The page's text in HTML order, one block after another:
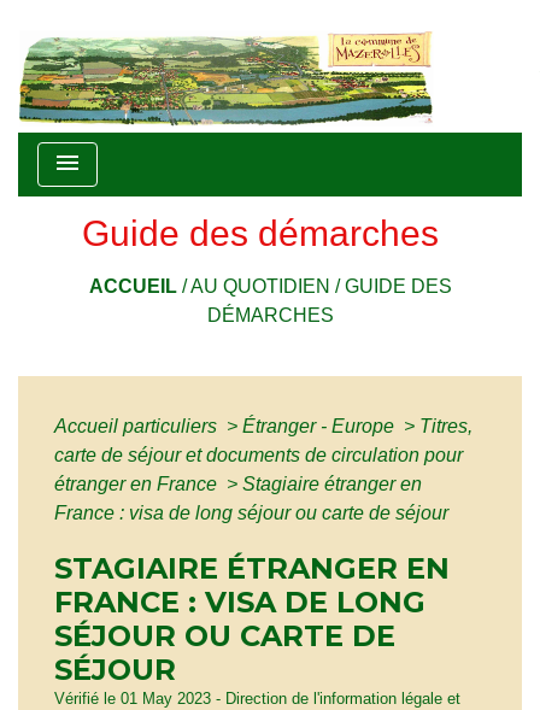
menu
Guide des démarches
ACCUEIL/AU QUOTIDIEN /GUIDE DES
DÉMARCHES
Accueil particuliers > Étranger - Europe > Titres,
carte de séjour et documents de circulation pour
étranger en France > Stagiaire étranger en
France : visa de long séjour ou carte de séjour
STAGIAIRE ÉTRANGER EN
FRANCE : VISA DE LONG
SÉJOUR OU CARTE DE
SÉJOUR
Vérifié le 01 May 2023 - Direction de l'information légale et